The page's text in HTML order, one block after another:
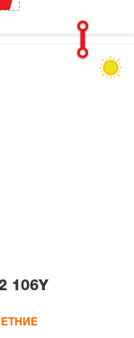
106Y